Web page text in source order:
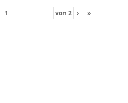
von 2 › »